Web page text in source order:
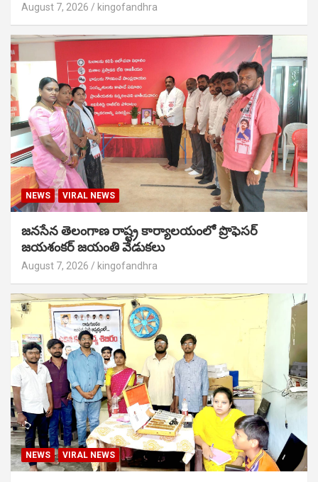
August 7, 2026 kingofandhra
NEWS VIRAL NEWS
జనసేన తెలంగాణ రాష్ట్ర కార్యాలయంలో ప్రొఫెసర్
జయశంకర్ జయంతి వేడుకలు
August 7, 2026 kingofandhra
NEWS VIRAL NEWS